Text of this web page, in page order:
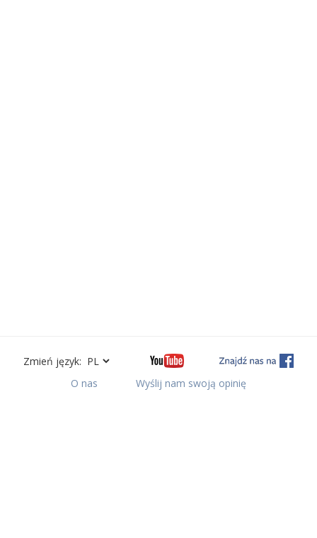
Zmień język:
O nas
Wyślij nam swoją opinię